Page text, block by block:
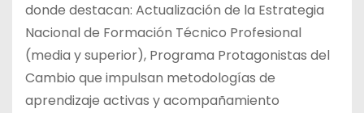
donde destacan: Actualización de la Estrategia
Nacional de Formación Técnico Profesional
(media y superior), Programa Protagonistas del
Cambio que impulsan metodologías de
aprendizaje activas y acompañamiento